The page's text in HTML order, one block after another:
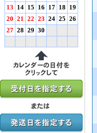
13 14 15 16 17 18 19
20 21 22 23 24 25 26
27 28 29 30